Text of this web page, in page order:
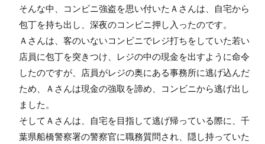
そんな中、コンビニ強盗を思い付いたＡさんは、自宅から
包丁を持ち出し、深夜のコンビニ押し入ったのです。
Ａさんは、客のいないコンビニでレジ打ちをしていた若い
店員に包丁を突きつけ、レジの中の現金を出すように命令
したのですが、店員がレジの奥にある事務所に逃げ込んだ
ため、Ａさんは現金の強取を諦め、コンビニから逃げ出し
ました。
そしてＡさんは、自宅を目指して逃げ帰っている際に、千
葉県船橋警察署の警察官に職務質問され、隠し持っていた